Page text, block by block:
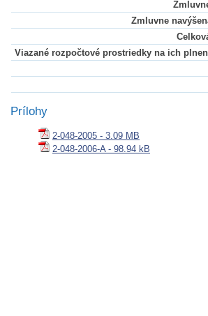
Zmluvne
Viazané rozpočtové prostriedky na ich
Prílohy
2-048-2005 - 3.09 MB
2-048-2006-A - 98.94 kB